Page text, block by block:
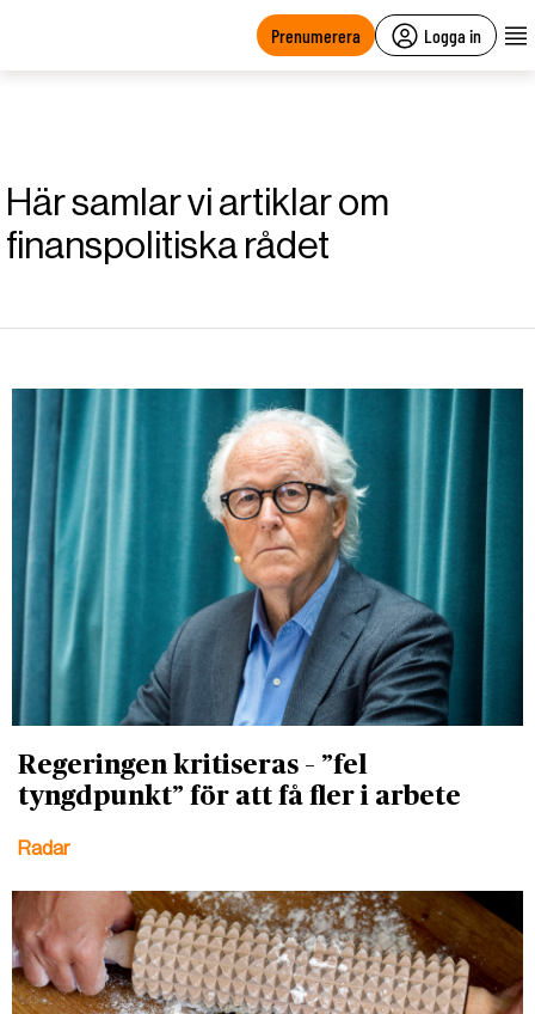
Prenumerera Logga in
Här samlar vi artiklar om
finanspolitiska rådet
Regeringen kritiseras – ”fel
tyngdpunkt” för att få fler i arbete
Radar